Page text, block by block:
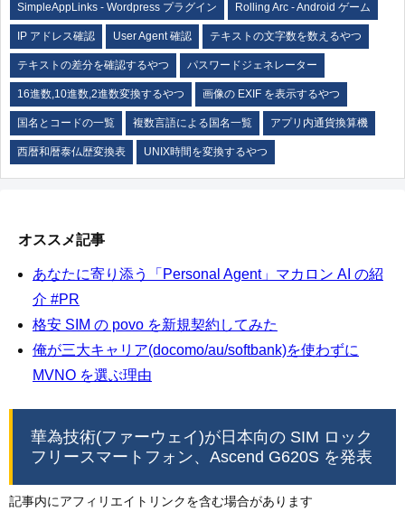
SimpleAppLinks - Wordpress プラグイン Rolling Arc - Android ゲーム
IP アドレス確認 User Agent 確認 テキストの文字数を数えるやつ
テキストの差分を確認するやつ パスワードジェネレーター
16進数,10進数,2進数変換するやつ 画像の EXIF を表示するやつ
国名とコードの一覧 複数言語による国名一覧 アプリ内通貨換算機
西暦和暦泰仏歴変換表 UNIX時間を変換するやつ
オススメ記事
あなたに寄り添う「Personal Agent」マカロン AI の紹
介 #PR
格安 SIM の povo を新規契約してみた
俺が三大キャリア(docomo/au/softbank)を使わずに
MVNO を選ぶ理由
華為技術(ファーウェイ)が日本向の SIM ロック
フリースマートフォン、Ascend G620S を発表
記事内にアフィリエイトリンクを含む場合があります